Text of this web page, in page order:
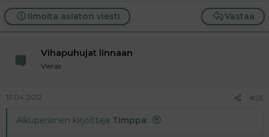
Vastaa
Ilmoita asiaton viesti
Vihapuhujat linnaan
Vieras
15.04.2012 #23
Alkuperäinen kirjoittaja Timppa: